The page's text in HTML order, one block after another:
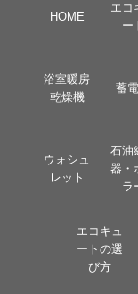
HOME
エコ
ー
浴室暖房
乾燥機
蓄
ウォシュ
レット
石油
器・
ラ
エコキュ
ートの選
び方